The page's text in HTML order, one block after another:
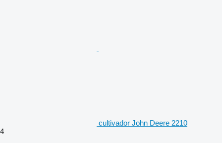
cultivador John Deere 2210
4